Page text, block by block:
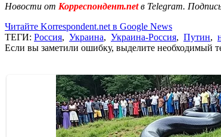
Новости от Корреспондент.netв Telegram.
Читайте Korrespondent.net в Google News
ТЕГИ: Россия, Украина, Украина-Россия, Путин,
Если вы заметили ошибку, выделите необходимый